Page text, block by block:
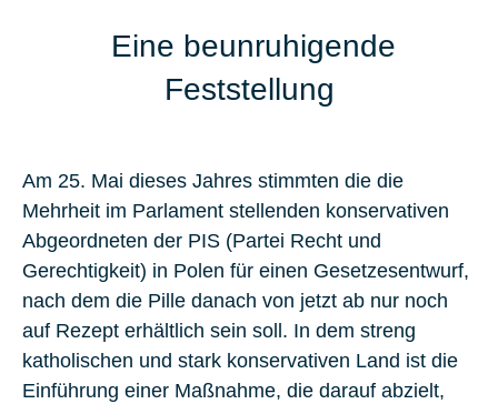
Eine beunruhigende
Feststellung
Am 25. Mai dieses Jahres stimmten die die
Mehrheit im Parlament stellenden konservativen
Abgeordneten der PIS (Partei Recht und
Gerechtigkeit) in Polen für einen Gesetzesentwurf,
nach dem die Pille danach von jetzt ab nur noch
auf Rezept erhältlich sein soll. In dem streng
katholischen und stark konservativen Land ist die
Einführung einer Maßnahme, die darauf abzielt,